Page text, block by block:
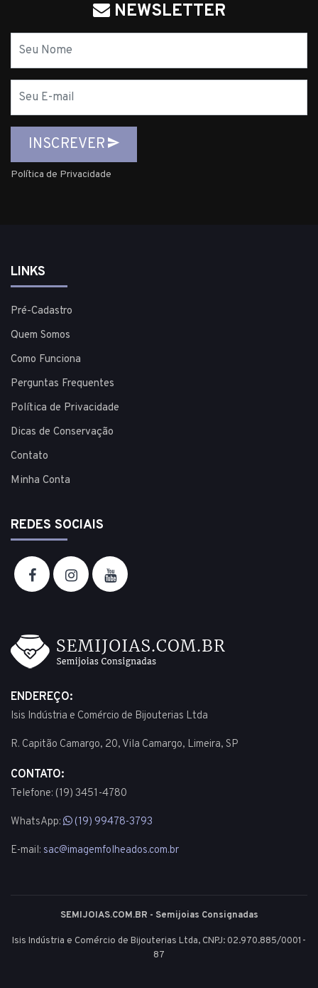
NEWSLETTER
mail
INSCREVER
Política de Privacidade
LINKS
Pré-Cadastro
Quem Somos
Como Funciona
Perguntas Frequentes
Política de Privacidade
Dicas de Conservação
Contato
Minha Conta
REDES SOCIAIS
ENDEREÇO:
Isis Indústria e Comércio de Bijouterias Ltda
R. Capitão Camargo, 20, Vila Camargo, Limeira, SP
CONTATO:
Telefone: (19) 3451-4780
WhatsApp: (19) 99478-3793
E-mail: sac@imagemfolheados.com.br
SEMIJOIAS.COM.BR - Semijoias Consignadas
Isis Indústria e Comércio de Bijouterias Ltda, CNPJ: 02.970.885/0001-
87